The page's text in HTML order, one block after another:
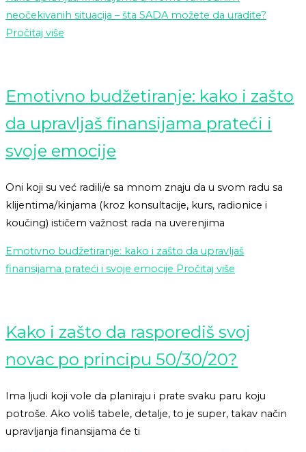
neočekivanih situacija – šta SADA možete da uradite?
Pročitaj više
Emotivno budžetiranje: kako i zašto
da upravljaš finansijama prateći i
svoje emocije
Oni koji su već radili/e sa mnom znaju da u svom radu sa
klijentima/kinjama (kroz konsultacije, kurs, radionice i
koučing) ističem važnost rada na uverenjima
Emotivno budžetiranje: kako i zašto da upravljaš
finansijama prateći i svoje emocije Pročitaj više
Kako i zašto da rasporediš svoj
novac po principu 50/30/20?
Ima ljudi koji vole da planiraju i prate svaku paru koju
potroše. Ako voliš tabele, detalje, to je super, takav način
upravljanja finansijama će ti